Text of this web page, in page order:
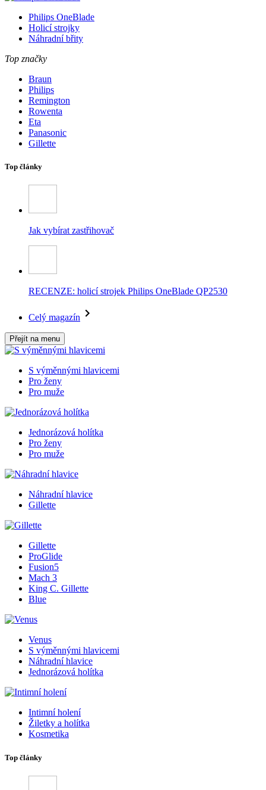
Philips OneBlade
Holicí strojky
Náhradní břity
Top značky
Braun
Philips
Remington
Rowenta
Eta
Panasonic
Gillette
Top články
Jak vybírat zastřihovač
RECENZE: holicí strojek Philips OneBlade QP2530
Celý magazín
Přejít na menu
S výměnnými hlavicemi
Pro ženy
Pro muže
Jednorázová holítka
Pro ženy
Pro muže
Náhradní hlavice
Gillette
Gillette
ProGlide
Fusion5
Mach 3
King C. Gillette
Blue
Venus
S výměnnými hlavicemi
Náhradní hlavice
Jednorázová holítka
Intimní holení
Žiletky a holítka
Kosmetika
Top články